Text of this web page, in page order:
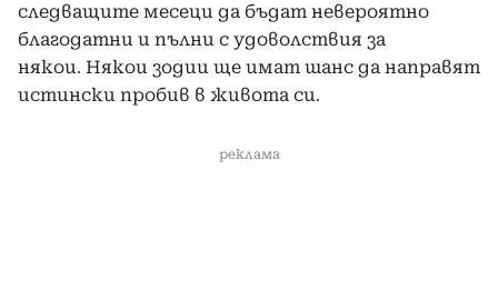
следващите месеци да бъдат невероятно
благодатни и пълни с удоволствия за
някои. Някои зодии ще имат шанс да направят
истински пробив в живота си.
реклама